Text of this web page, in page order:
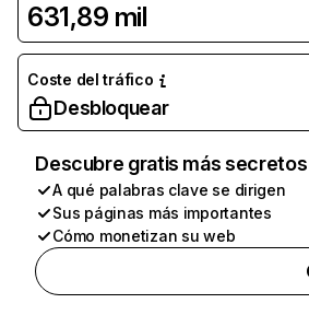
631,89 mil
Coste del tráfico
Desbloquear
Descubre gratis más
A qué palabras clave se dirigen
Sus páginas más importantes
Cómo monetizan su web